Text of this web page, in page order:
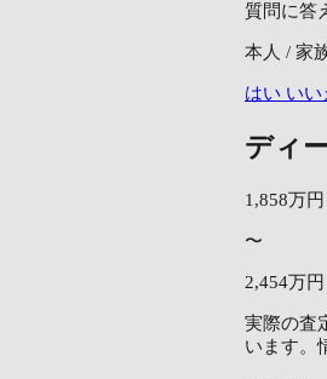
質問に答
本人 / 家
はい いい
ディ
1,858万円
〜
2,454万円
実際の査
います。